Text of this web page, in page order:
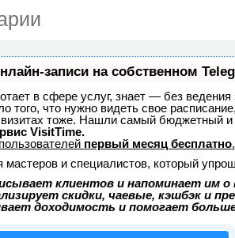
записи на собственном
в сфере услуг, знает — без ведения
того, что нужно видеть свое
визитах тоже. Нашли самый бюджетный
VisitTime.
первый месяц бесплатно.
мастеров и специалистов, который
клиентов и напоминает им о
скидки, чаевые, кэшбэк и
доходимость и помогает